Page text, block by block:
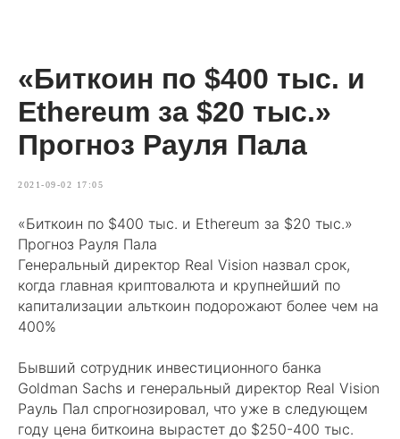
«Биткоин по $400 тыс. и
Ethereum за $20 тыс.»
Прогноз Рауля Пала
2021-09-02 17:05
«Биткоин по $400 тыс. и Ethereum за $20 тыс.»
Прогноз Рауля Пала
Генеральный директор Real Vision назвал срок,
когда главная криптовалюта и крупнейший по
капитализации альткоин подорожают более чем на
400%
Бывший сотрудник инвестиционного банка
Goldman Sachs и генеральный директор Real Vision
Рауль Пал спрогнозировал, что уже в следующем
году цена биткоина вырастет до $250-400 тыс.